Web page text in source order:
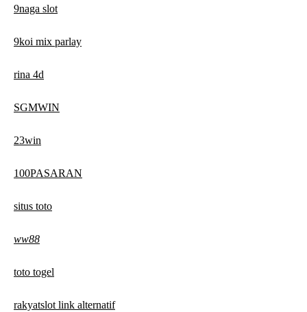
9naga slot
9koi mix parlay
rina 4d
SGMWIN
23win
100PASARAN
situs toto
ww88
toto togel
rakyatslot link alternatif